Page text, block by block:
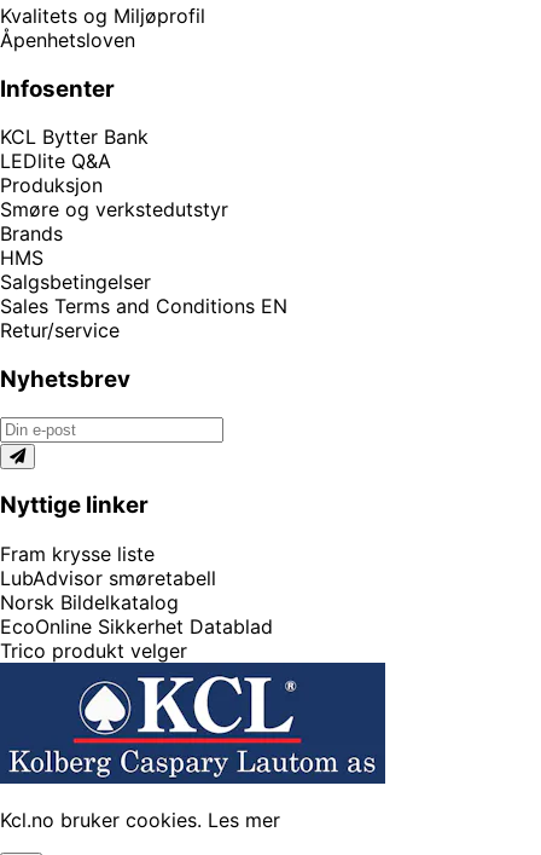
Kvalitets og Miljøprofil
Åpenhetsloven
Infosenter
KCL Bytter Bank
LEDlite Q&A
Produksjon
Smøre og verkstedutstyr
Brands
HMS
Salgsbetingelser
Sales Terms and Conditions EN
Retur/service
Nyhetsbrev
Nyttige linker
Fram krysse liste
LubAdvisor smøretabell
Norsk Bildelkatalog
EcoOnline Sikkerhet Datablad
Trico produkt velger
Kcl.no bruker cookies. Les mer